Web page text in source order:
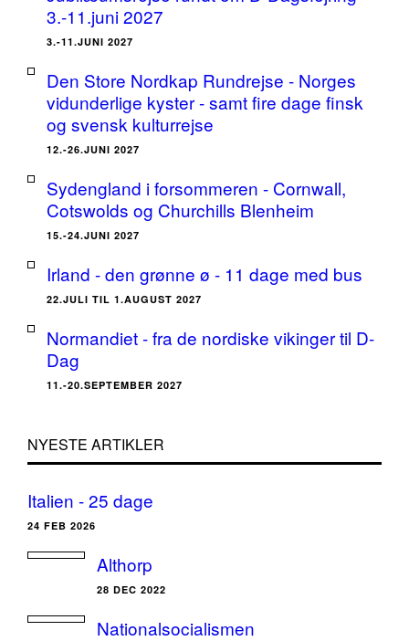
3.-11.juni 2027
3.-11.JUNI 2027
Den Store Nordkap Rundrejse - Norges
vidunderlige kyster - samt fire dage finsk
og svensk kulturrejse
12.-26.JUNI 2027
Sydengland i forsommeren - Cornwall,
Cotswolds og Churchills Blenheim
15.-24.JUNI 2027
Irland - den grønne ø - 11 dage med bus
22.JULI TIL 1.AUGUST 2027
Normandiet - fra de nordiske vikinger til D-
Dag
11.-20.SEPTEMBER 2027
NYESTE ARTIKLER
Italien - 25 dage
24 FEB 2026
Althorp
28 DEC 2022
Nationalsocialismen